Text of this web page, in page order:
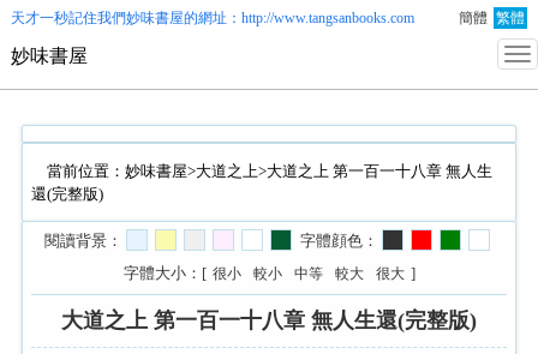
天才一秒記住我們妙味書屋的網址：http://www.tangsanbooks.com 簡體 繁體
妙味書屋
當前位置： 妙味書屋>大道之上>大道之上 第一百一十八章 無人生
還(完整版)
閱讀背景：
字體顔色：
字體大小：[ 很小 較小 中等 較大 很大 ]
大道之上 第一百一十八章 無人生還(完整版)